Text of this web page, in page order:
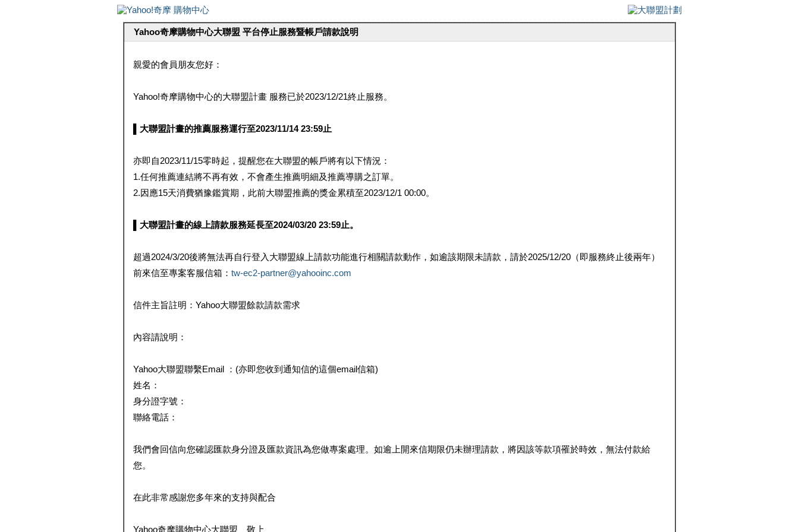
Yahoo奇摩購物中心大聯盟 平台停止服務暨帳戶請款說明
親愛的會員朋友您好：
Yahoo!奇摩購物中心的大聯盟計畫 服務已於2023/12/21終止服務。
▌大聯盟計畫的推薦服務運行至2023/11/14 23:59止
亦即自2023/11/15零時起，提醒您在大聯盟的帳戶將有以下情況：
1.任何推薦連結將不再有效，不會產生推薦明細及推薦導購之訂單。
2.因應15天消費猶豫鑑賞期，此前大聯盟推薦的獎金累積至2023/12/1 00:00。
▌大聯盟計畫的線上請款服務延長至2024/03/20 23:59止。
超過2024/3/20後將無法再自行登入大聯盟線上請款功能進行相關請款動作，如逾該期限未請款，請於2025/12/20（即服務終止後兩年）
前來信至專案客服信箱： tw-ec2-partner@yahooinc.com
信件主旨註明：Yahoo大聯盟餘款請款需求
內容請說明：
Yahoo大聯盟聯繫Email ：(亦即您收到通知信的這個email信箱)
姓名：
身分證字號：
聯絡電話：
我們會回信向您確認匯款身分證及匯款資訊為您做專案處理。如逾上開來信期限仍未辦理請款，將因該等款項罹於時效，無法付款給
您。
在此非常感謝您多年來的支持與配合
Yahoo奇摩購物中心大聯盟 敬上